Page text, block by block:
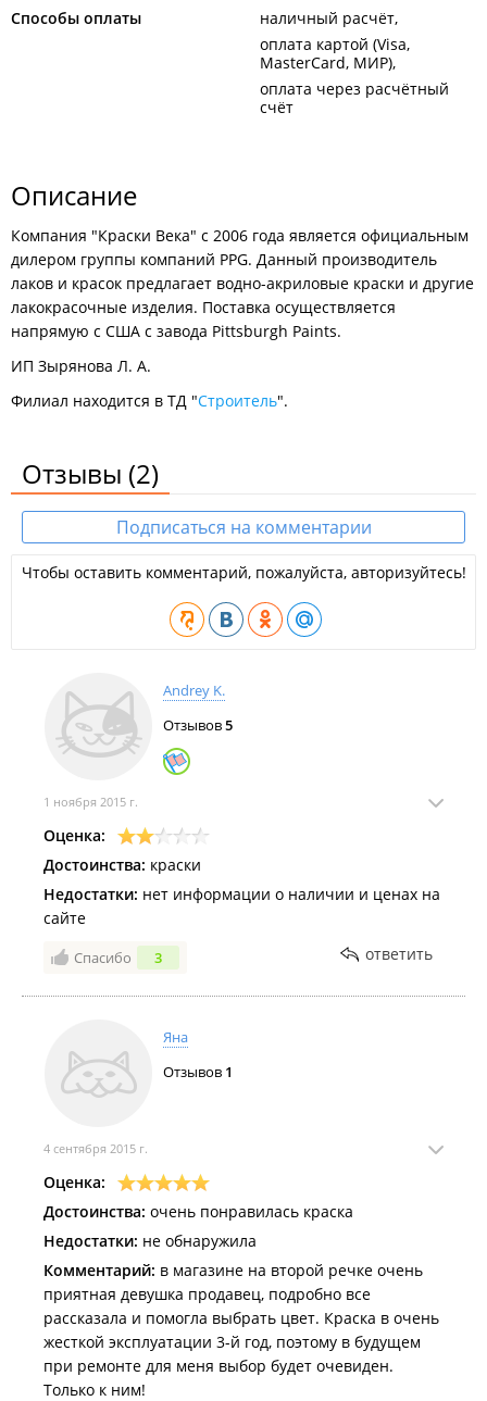
Способы оплаты
наличный расчёт
оплата картой (Visa,
MasterCard, МИР)
оплата через расчётный
счёт
Описание
Компания "Краски Века" с 2006 года является официальным
дилером группы компаний PPG. Данный производитель
лаков и красок предлагает водно-акриловые краски и другие
лакокрасочные изделия. Поставка осуществляется
напрямую с США с завода Pittsburgh Paints.
ИП Зырянова Л. А.
Филиал находится в ТД "Строитель".
Отзывы (2)
Подписаться на комментарии
Чтобы оставить комментарий, пожалуйста, авторизуйтесь!
Andrey K.
Отзывов5
1 ноября 2015 г.
Оценка:
Достоинства: краски
Недостатки: нет информации о наличии и ценах на
сайте
Спасибо 3 ответить
Яна
Отзывов 1
4 сентября 2015 г.
Оценка:
Достоинства: очень понравилась краска
Недостатки: не обнаружила
Комментарий: в магазине на второй речке очень
приятная девушка продавец, подробно все
рассказала и помогла выбрать цвет. Краска в очень
жесткой эксплуатации 3-й год, поэтому в будущем
при ремонте для меня выбор будет очевиден.
Только к ним!